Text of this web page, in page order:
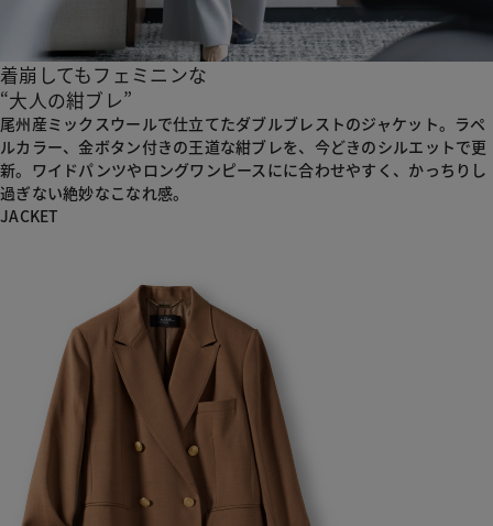
着崩してもフェミニンな
“大人の紺ブレ”
尾州産ミックスウールで仕立てたダブルブレストのジャケット。 ラペ
ルカラー、金ボタン付きの王道な紺ブレを、今どきのシルエットで更
新。 ワイドパンツやロングワンピースにに合わせやすく、 かっちりし
過ぎない絶妙なこなれ感。
JACKET